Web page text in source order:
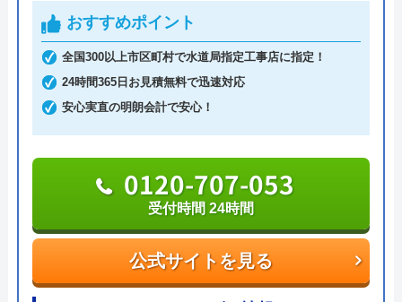
公式サイトを見る
グローバルメンテナンスのクチコ
※クチコミの内容について
R F
1 か月前
おすすめポイント
全国300以上市区町村で水道局指定工事店に指定！
24時間365日お見積無料で迅速対応
安心実直の明朗会計で安心！
公式サイトを見る
0120-707-053
受付時間 24時間